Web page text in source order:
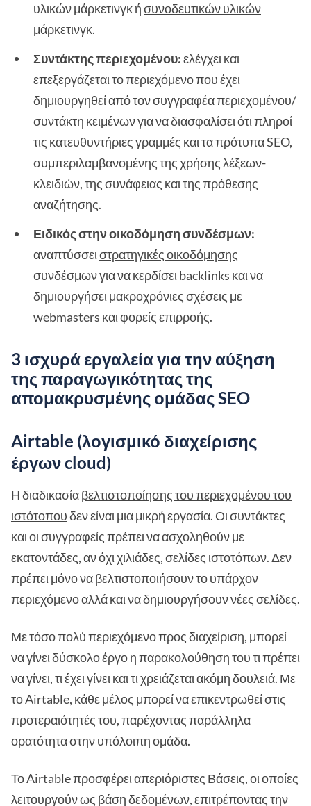
υλικών μάρκετινγκ ήσυνοδευτικών υλικών
μάρκετινγκ.
Συντάκτης περιεχομένου:ελέγχει και
επεξεργάζεται το περιεχόμενο που έχει
δημιουργηθεί από τον συγγραφέα περιεχομένου/
συντάκτη κειμένων για να διασφαλίσει ότι πληροί
τις κατευθυντήριες γραμμές και τα πρότυπα SEO,
συμπεριλαμβανομένης της χρήσης λέξεων-
κλειδιών, της συνάφειας και της πρόθεσης
αναζήτησης.
Ειδικός στην οικοδόμηση συνδέσμων:
αναπτύσσειστρατηγικές οικοδόμησης
συνδέσμωνγια να κερδίσει backlinks και να
δημιουργήσει μακροχρόνιες σχέσεις με
webmasters και φορείς επιρροής.
3 ισχυρά εργαλεία για την αύξηση
της παραγωγικότητας της
απομακρυσμένης ομάδας SEO
Airtable (λογισμικό διαχείρισης
έργων cloud)
Η διαδικασίαβελτιστοποίησης του περιεχομένου του
ιστότοπουδεν είναι μια μικρή εργασία. Οι συντάκτες
και οι συγγραφείς πρέπει να ασχοληθούν με
εκατοντάδες, αν όχι χιλιάδες, σελίδες ιστοτόπων. Δεν
πρέπει μόνο να βελτιστοποιήσουν το υπάρχον
περιεχόμενο αλλά και να δημιουργήσουν νέες σελίδες.
Με τόσο πολύ περιεχόμενο προς διαχείριση, μπορεί
να γίνει δύσκολο έργο η παρακολούθηση του τι πρέπει
να γίνει, τι έχει γίνει και τι χρειάζεται ακόμη δουλειά. Με
το Airtable, κάθε μέλος μπορεί να επικεντρωθεί στις
προτεραιότητές του, παρέχοντας παράλληλα
ορατότητα στην υπόλοιπη ομάδα.
Το Airtable προσφέρει απεριόριστες Βάσεις, οι οποίες
λειτουργούν ως βάση δεδομένων, επιτρέποντας την